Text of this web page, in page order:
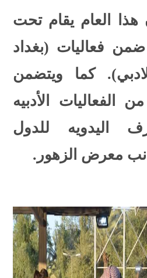
العام يقام تحت
فعاليات (بغداد
كما ويتضمن
الفعاليات
الأدبيه
اليدويه للدول
معرض الزهور.